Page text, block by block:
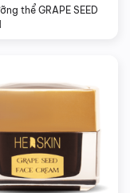
thể GRAPE SEED